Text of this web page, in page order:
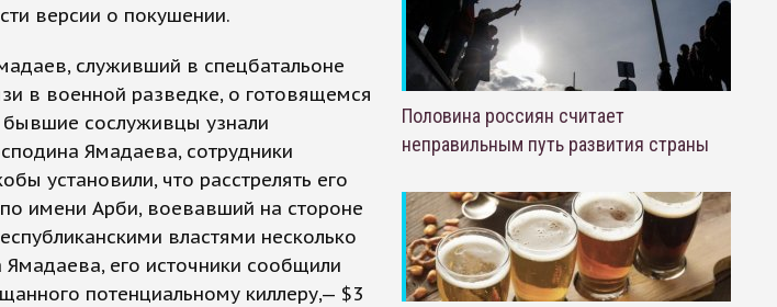
версии о покушении.
служивший в спецбатальоне
в военной разведке, о готовящемся
сослуживцы узнали
Ямадаева, сотрудники
установили, что расстрелять его
имени Арби, воевавший на стороне
властями несколько
его источники сообщили
потенциальному киллеру,— $3
Половина россиян считает
неправильным путь развития страны